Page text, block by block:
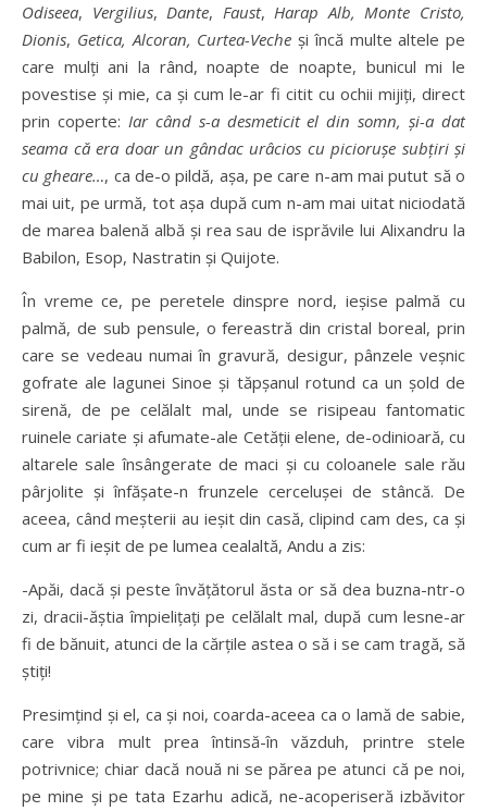
Odiseea, Vergilius,Dante, Faust,Harap Alb, Monte Cristo,
Dionis, Getica, Alcoran, Curtea-Veche şi încă multe altele pe
care mulţi ani la rând, noapte de noapte, bunicul mi le
povestise şi mie, ca şi cum le-ar fi citit cu ochii mijiţi, direct
prin coperte: Iar când s-a desmeticit el din somn, şi-a dat
seama că era doar un gândac urâcios cu picioruşe subţiri şi
cu gheare…, ca de-o pildă, aşa, pe care n-am mai putut să o
mai uit, pe urmă, tot aşa după cum n-am mai uitat niciodată
de marea balenă albă şi rea sau de isprăvile lui Alixandru la
Babilon, Esop, Nastratin şi Quijote.
În vreme ce, pe peretele dinspre nord, ieşise palmă cu
palmă, de sub pensule, o fereastră din cristal boreal, prin
care se vedeau numai în gravură, desigur, pânzele veşnic
gofrate ale lagunei Sinoe şi tăpşanul rotund ca un şold de
sirenă, de pe celălalt mal, unde se risipeau fantomatic
ruinele cariate şi afumate-ale Cetăţii elene, de-odinioară, cu
altarele sale însângerate de maci şi cu coloanele sale rău
pârjolite şi înfăşate-n frunzele cerceluşei de stâncă. De
aceea, când meşterii au ieşit din casă, clipind cam des, ca şi
cum ar fi ieşit de pe lumea cealaltă, Andu a zis:
-Apăi, dacă şi peste învăţătorul ăsta or să dea buzna-ntr-o
zi, dracii-ăştia împieliţaţi pe celălalt mal, după cum lesne-ar
fi de bănuit, atunci de la cărţile astea o să i se cam tragă, să
ştiţi!
Presimţind şi el, ca şi noi, coarda-aceea ca o lamă de sabie,
care vibra mult prea întinsă-în văzduh, printre stele
potrivnice; chiar dacă nouă ni se părea pe atunci că pe noi,
pe mine şi pe tata Ezarhu adică, ne-acoperiseră izbăvitor